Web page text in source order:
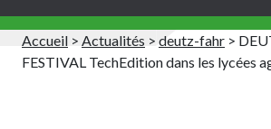
Accueil > Actualités > deutz-fahr >
FESTIVAL TechEdition dans les lycées